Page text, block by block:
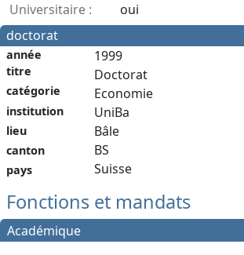
Universitaire :
oui
doctorat
année
titre
catégorie
institution
lieu
canton
pays
1999
Doctorat
Economie
UniBa
Bâle
BS
Suisse
Fonctions et mandats
Académique